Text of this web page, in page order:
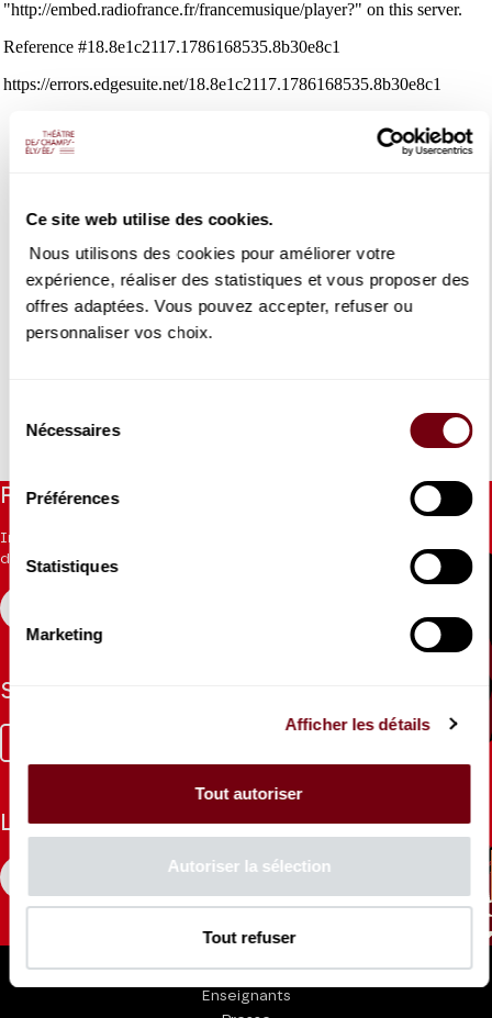
Ce site web utilise des cookies.
Nous utilisons des cookies pour améliorer votre
expérience, réaliser des statistiques et vous proposer des
offres adaptées. Vous pouvez accepter, refuser ou
personnaliser vos choix.
Nécessaires
Préférences
Statistiques
Marketing
Afficher les détails
Tout autoriser
Autoriser la sélection
Tout refuser
BENJAMIN GROSVENOR
un jeu intense et sincère
Pour le pianiste Benjamin Grosvenor, «on peut toujours être
meilleur, c’est ce qui fait avancer. Mais quand le public a
apprécié, c’est la plus belle des récompenses car dans le
DÉTAILS
Restez informés
Inscrivez-vous à la newsletter pour recevoir les informations
du Théâtre.
Suivez-nous
Tok
La Brochure
Enseignants